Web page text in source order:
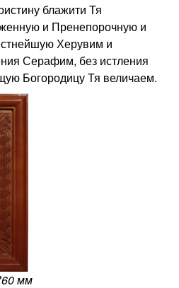
блажити Тя
и Пренепорочную и
Херувим и
Серафим, без истления
Богородицу Тя величаем.
мм